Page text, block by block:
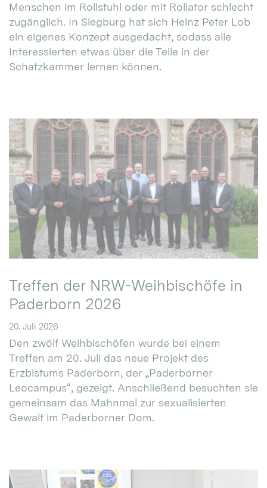
Menschen im Rollstuhl oder mit Rollator schlecht
zugänglich. In Siegburg hat sich Heinz Peter Lob
ein eigenes Konzept ausgedacht, sodass alle
Interessierten etwas über die Teile in der
Schatzkammer lernen können.
Treffen der NRW-Weihbischöfe in
Paderborn 2026
20. Juli 2026
Den zwölf Weihbischöfen wurde bei einem
Treffen am 20. Juli das neue Projekt des
Erzbistums Paderborn, der „Paderborner
Leocampus“, gezeigt. Anschließend besuchten sie
gemeinsam das Mahnmal zur sexualisierten
Gewalt im Paderborner Dom.